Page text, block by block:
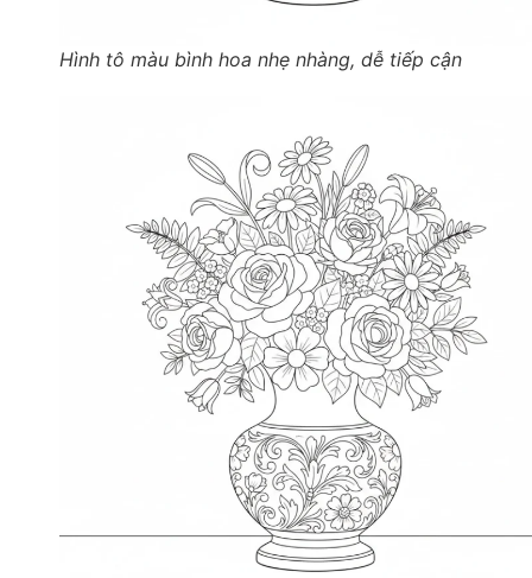
Hình tô màu bình hoa nhẹ nhàng, dễ tiếp cận